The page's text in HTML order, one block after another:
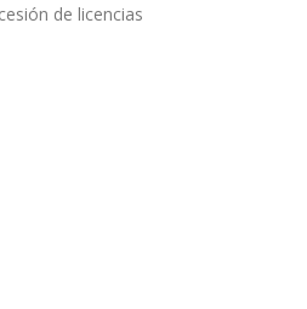
de licencias